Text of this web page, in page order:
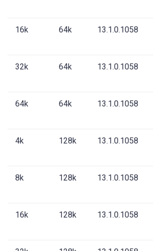
16k 64k 13.1.0.1058
32k 64k 13.1.0.1058
64k 64k 13.1.0.1058
4k 128k 13.1.0.1058
8k 128k 13.1.0.1058
16k 128k 13.1.0.1058